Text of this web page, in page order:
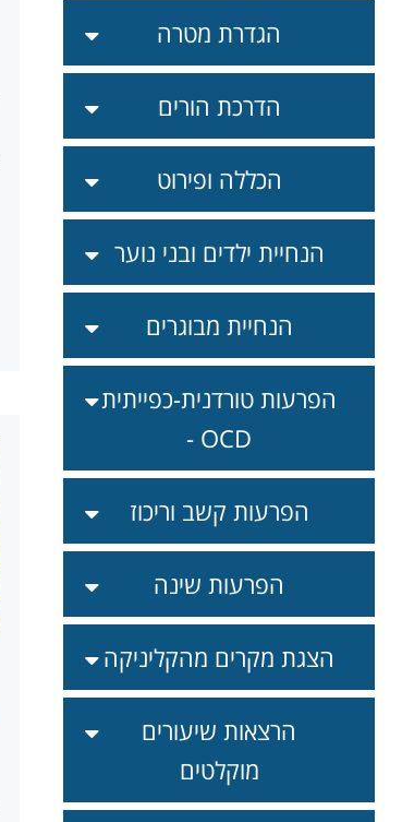
הגדרת מטרה
הדרכת הורים
הכללה ופירוט
הנחיית ילדים ובני נוער
הנחיית מבוגרים
הפרעות טורדנית-כפייתית
- OCD
הפרעות קשב וריכוז
הפרעות שינה
הצגת מקרים מהקליניקה
הרצאות שיעורים
מוקלטים